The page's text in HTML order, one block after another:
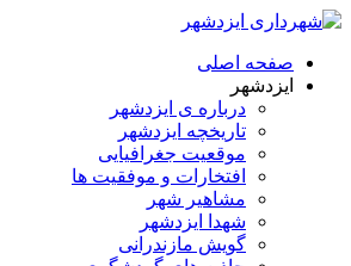
صفحه اصلی
ایزدشهر
درباره ی ایزدشهر
تاریخچه ایزدشهر
موقعیت جغرافیایی
افتخارات و موفقیت ها
مشاهیر شهر
شهدا ایزدشهر
گویش مازندرانی